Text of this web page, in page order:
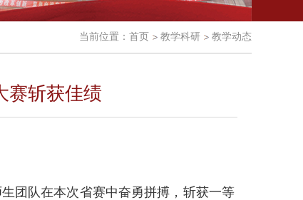
当前位置： 首页 教学科研 教学动态
赛斩获佳绩
团队在本次省赛中奋勇拼搏，斩获一等